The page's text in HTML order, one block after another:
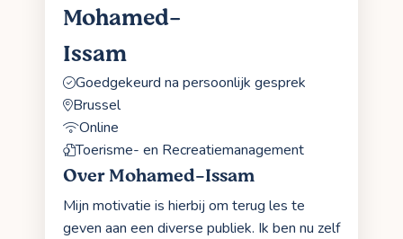
Mohamed-
Issam
Goedgekeurd na persoonlijk gesprek
Brussel
Online
Toerisme- en Recreatiemanagement
Over Mohamed-Issam
Mijn motivatie is hierbij om terug les te
geven aan een diverse publiek. Ik ben nu zelf